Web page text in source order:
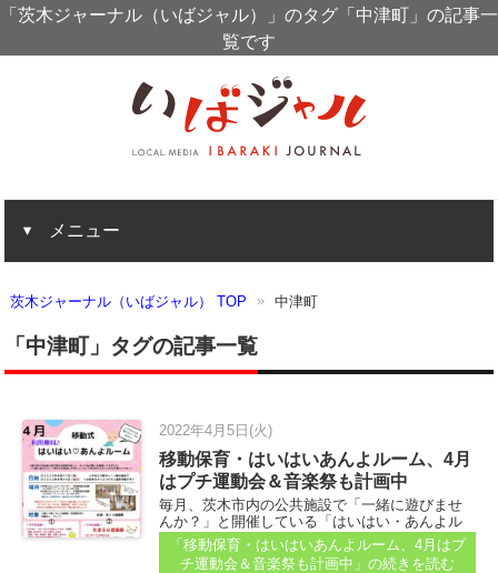
「茨木ジャーナル（いばジャル）」のタグ「中津町」の記事一
覧です
メニュー
茨木ジャーナル（いばジャル） TOP 中津町
「中津町」タグの記事一覧
2022年4月5日(火)
移動保育・はいはいあんよルーム、4月
はプチ運動会＆音楽祭も計画中
毎月、茨木市内の公共施設で「一緒に遊びませ
んか？」と開催している「はいはい・あんよル
ーム」。 子どもは好きに遊べるし、親も一緒に
のんびりしたり...
「移動保育・はいはいあんよルーム、4月はプ
チ運動会＆音楽祭も計画中」 の続きを読む